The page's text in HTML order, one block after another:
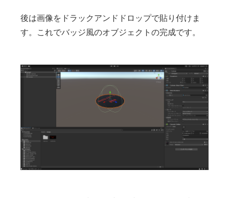
後は画像をドラックアンドドロップで貼り付けま
す。これでバッジ風のオブジェクトの完成です。